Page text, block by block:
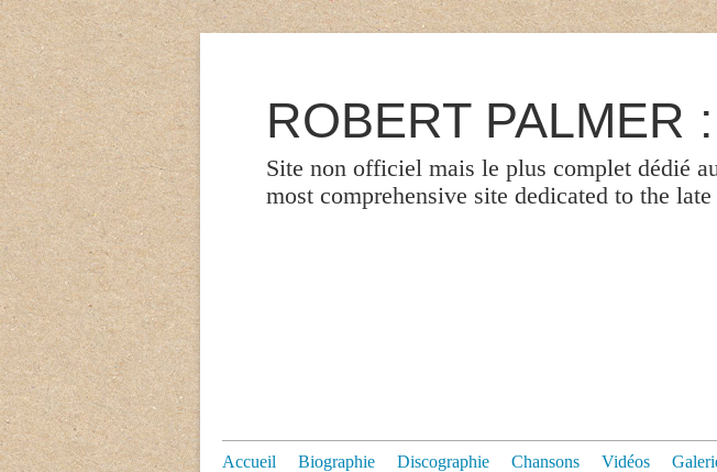
ROBERT PALMER
Site non officiel mais le plus complet dédié
most comprehensive site dedicated to the
Accueil Biographie Discographie Chansons Vidéos